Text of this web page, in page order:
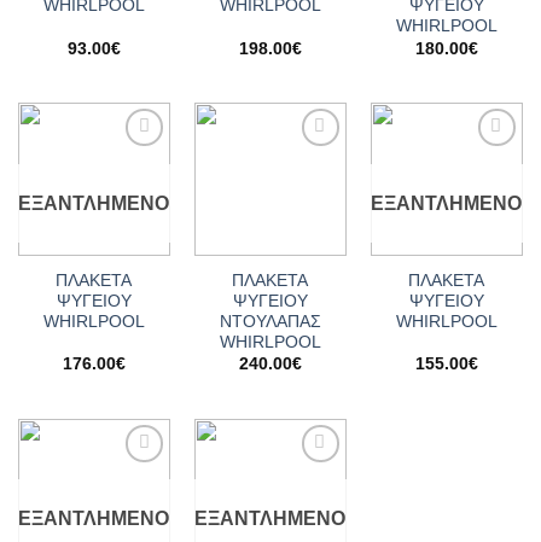
WHIRLPOOL
93.00€
WHIRLPOOL
198.00€
ΨΥΓΕΙΟΥ
WHIRLPOOL
180.00€
ΕΞΑΝΤΛΗΜΈΝΟ
ΠΛΑΚΕΤΑ
ΨΥΓΕΙΟΥ
WHIRLPOOL
176.00€
ΠΛΑΚΕΤΑ
ΨΥΓΕΙΟΥ
ΝΤΟΥΛΑΠΑΣ
WHIRLPOOL
240.00€
ΕΞΑΝΤΛΗΜΈΝΟ
ΠΛΑΚΕΤΑ
ΨΥΓΕΙΟΥ
WHIRLPOOL
155.00€
ΕΞΑΝΤΛΗΜΈΝΟ ΕΞΑΝΤΛΗΜΈΝΟ